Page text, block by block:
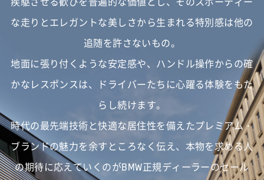
な走りとエレガントな美しさから生まれる特別感は他の
追随を許さないもの。
地面に張り付くような安定感や、ハンドル操作からの確
かなレスポンスは、
ドライバーたちに心躍る体験をもた
らし続けます。
時代の最先端技術と快適な居住性を備えたプレミアム・
ブランドの魅力を余すところなく伝え、 本物を求める人
の期待に応えていくのがBMW正規ディーラーのセール